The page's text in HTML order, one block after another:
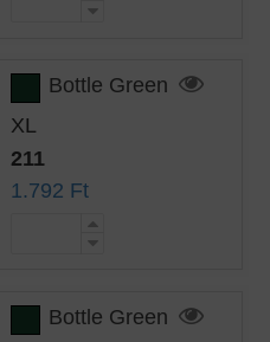
Bottle Green
XL
211
1.792 Ft
Bottle Green